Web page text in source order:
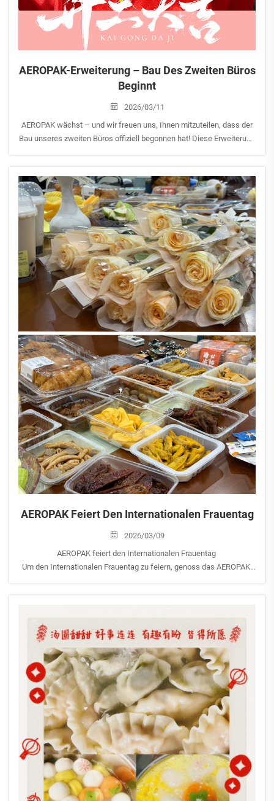
AEROPAK-Erweiterung – Bau Des Zweiten Büros
Beginnt
2026/03/11
AEROPAK wächst – und wir freuen uns, Ihnen mitzuteilen, dass der
Bau unseres zweiten Büros offiziell begonnen hat! Diese Erweiterung
Dieses mil...
AEROPAK Feiert Den Internationalen Frauentag
2026/03/09
AEROPAK feiert den Internationalen Frauentag
Um den Internationalen Frauentag zu feiern, genoss das AEROPAK-